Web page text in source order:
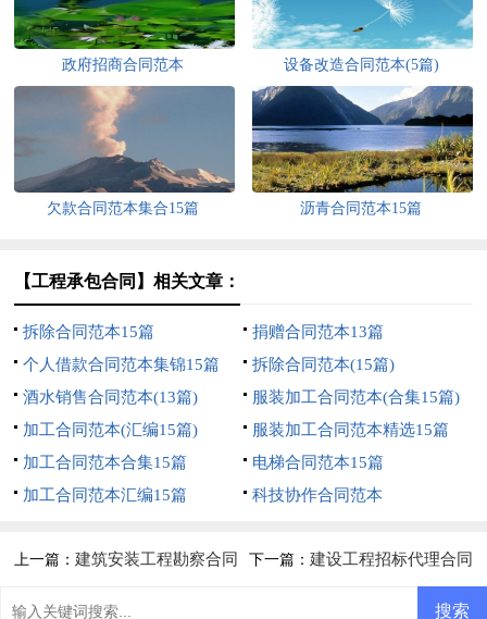
政府招商合同范本 设备改造合同范本(5篇)
欠款合同范本集合15篇 沥青合同范本15篇
【工程承包合同】相关文章：
拆除合同范本15篇
捐赠合同范本13篇
个人借款合同范本集锦15篇
拆除合同范本(15篇)
酒水销售合同范本(13篇)
服装加工合同范本(合集15篇)
加工合同范本(汇编15篇)
服装加工合同范本精选15篇
加工合同范本合集15篇
电梯合同范本15篇
加工合同范本汇编15篇
科技协作合同范本
上一篇： 建筑安装工程勘察合同 下一篇： 建设工程招标代理合同